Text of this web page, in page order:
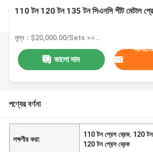
110 টন 120 টন 135 টন সিএনসি শীট মেটাল
মূল্য：$20,000.00/Sets >=1 Sets
ভালো দাম
পণ্যের বর্ণনা
লক্ষণীয় করা:
110 টন প্রেস ব্রেক, 120 টন
120 টন প্রেস ব্রেক